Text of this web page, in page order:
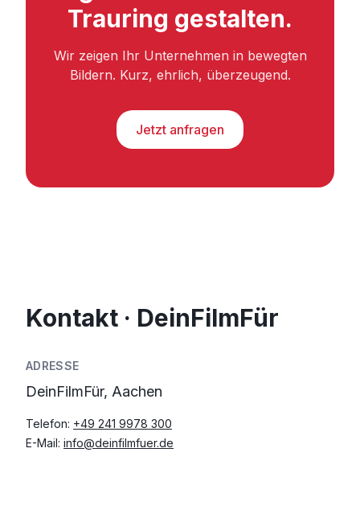
Trauring gestalten.
Wir zeigen Ihr Unternehmen in bewegten
Bildern. Kurz, ehrlich, überzeugend.
Jetzt anfragen
Kontakt · DeinFilmFür
ADRESSE
DeinFilmFür, Aachen
Telefon: +49 241 9978 300
E-Mail: info@deinfilmfuer.de